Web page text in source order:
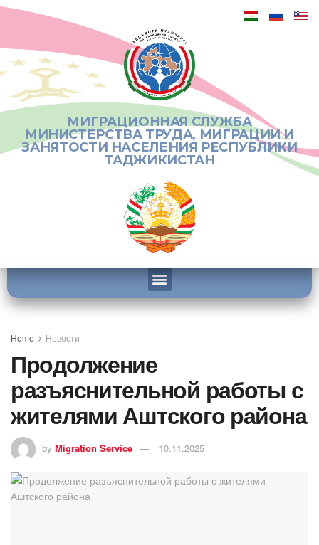
МИГРАЦИОННАЯ СЛУЖБА
МИНИСТЕРСТВА ТРУДА, МИГРАЦИИ И
ЗАНЯТОСТИ НАСЕЛЕНИЯ РЕСПУБЛИКИ
ТАДЖИКИСТАН
Home Новости
Продолжение
разъяснительной работы с
жителями Аштского района
by Migration Service 10.11.2025